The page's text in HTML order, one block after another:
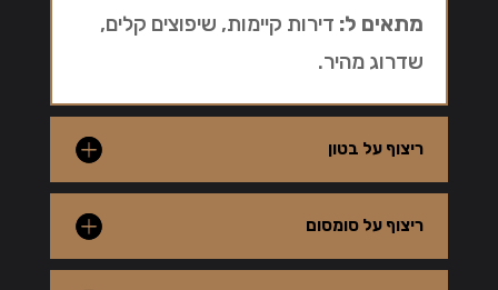
מתאים ל: דירות קיימות, שיפוצים קלים,
שדרוג מהיר.
ריצוף על בטון
ריצוף על סומסום